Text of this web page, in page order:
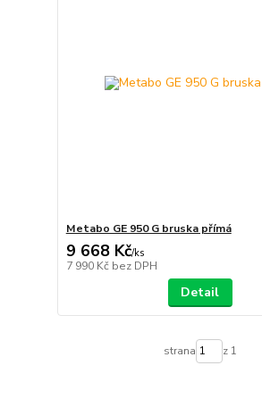
Metabo GE 950 G bruska přímá
9 668 Kč/ks
7 990 Kč bez DPH
Detail
strana z 1